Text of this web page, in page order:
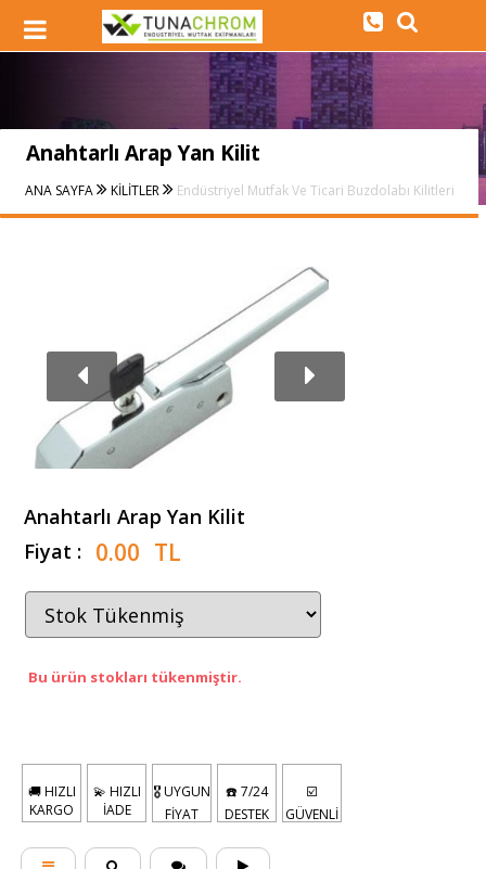
Anahtarlı Arap Yan Kilit
ANA SAYFA KİLİTLER Endüstriyel Mutfak Ve Ticari Buzdolabı Kilitleri
Anahtarlı Arap Yan Kilit
Fiyat : 0.00 TL
Bu ürün stokları tükenmiştir.
🚚 HIZLI
KARGO
💫 HIZLI
İADE
🎖️ UYGUN
FİYAT
☎️ 7/24
DESTEK
☑️
GÜVENLİ